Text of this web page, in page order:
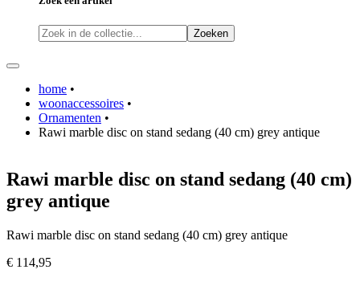
Zoeken
home •
woonaccessoires •
Ornamenten •
Rawi marble disc on stand sedang (40 cm) grey antique
Rawi marble disc on stand sedang (40 cm)
grey antique
Rawi marble disc on stand sedang (40 cm) grey antique
€ 114,95